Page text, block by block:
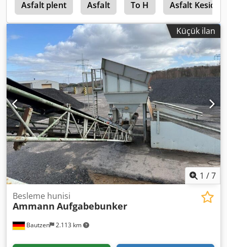
Asfalt plent Asfalt To H Asfalt Kesici
Küçük ilan
1 /7
Bautzen 2.113 km
Besleme hunisi
Ammann Aufgabebunker